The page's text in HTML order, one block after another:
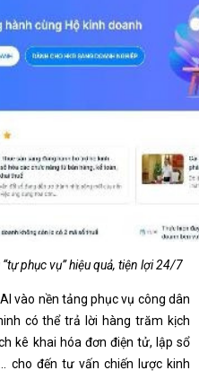
phục vụ” hiệu quả, tiện lợi 24/7
vào nền tảng phục vụ công dân
có thể trả lời hàng trăm kịch
kê khai hóa đơn điện tử, lập sổ
cho đến tư vấn chiến lược kinh